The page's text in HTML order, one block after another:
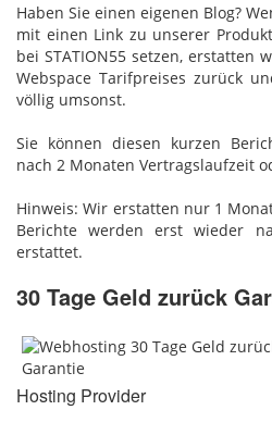
Haben Sie einen eigenen Blog?
mit einen Link zu unserer
bei STATION55 setzen, erstatten
Webspace Tarifpreises zurück
völlig umsonst.
Sie können diesen kurzen
nach 2 Monaten Vertragslaufzeit
Hinweis: Wir erstatten nur 1
Berichte werden erst wieder
erstattet.
30 Tage Geld zurück
Hosting Provider